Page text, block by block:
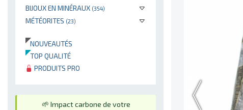
BIJOUX EN MINÉRAUX (354)
MÉTÉORITES (23)
NOUVEAUTÉS
TOP QUALITÉ
PRODUITS PRO
🌱 Impact carbone de votre